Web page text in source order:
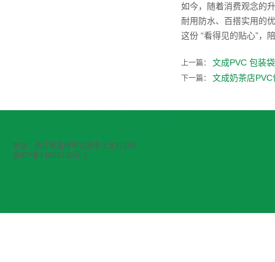
如今，随着消费观念的
耐用防水、百搭实用的
这份 “看得见的贴心”，
上一篇： 文成PVC 包装
下一篇： 文成奶茶店
地址：浙江省温州市龙港市上北村195
浙ICP备14005120号-2